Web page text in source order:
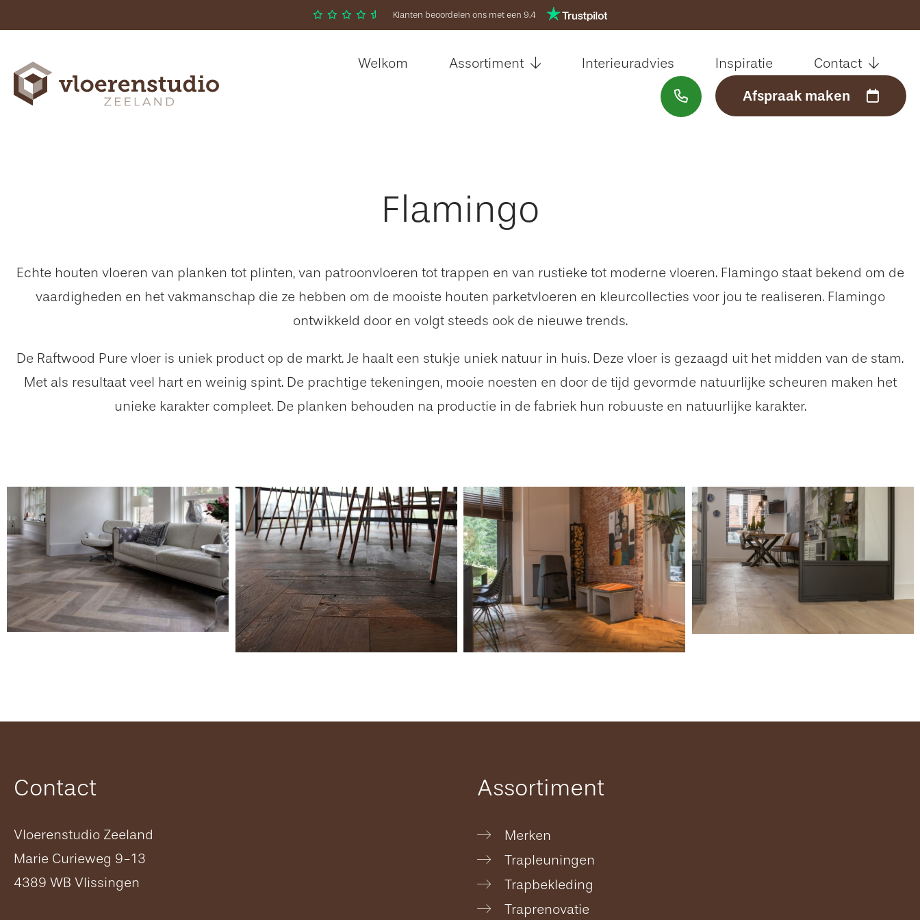
Welkom
Klanten beoordelen ons met een 9.4
Welkom Assortiment Interieuradvies Inspiratie Contact
Afspraak maken
Flamingo
Echte houten vloeren van planken tot plinten, van patroonvloeren tot trappen en van rustieke tot moderne vloeren. Flamingo staat bekend om de
vaardigheden en het vakmanschap die ze hebben om de mooiste houten parketvloeren en kleurcollecties voor jou te realiseren. Flamingo
ontwikkeld door en volgt steeds ook de nieuwe trends.
De Raftwood Pure vloer is uniek product op de markt. Je haalt een stukje uniek natuur in huis. Deze vloer is gezaagd uit het midden van de stam.
Met als resultaat veel hart en weinig spint. De prachtige tekeningen, mooie noesten en door de tijd gevormde natuurlijke scheuren maken het
unieke karakter compleet. De planken behouden na productie in de fabriek hun robuuste en natuurlijke karakter.
Contact
Vloerenstudio Zeeland
Marie Curieweg 9-13
4389 WB Vlissingen
Assortiment
Merken
Trapleuningen
Trapbekleding
Traprenovatie